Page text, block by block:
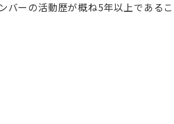
バーの活動歴が概ね5年以上である